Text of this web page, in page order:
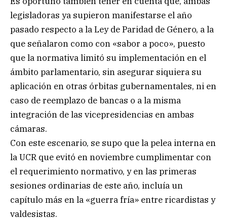
legisladoras ya supieron manifestarse el año
pasado respecto a la Ley de Paridad de Género, a la
que señalaron como con «sabor a poco», puesto
que la normativa limitó su implementación en el
ámbito parlamentario, sin asegurar siquiera su
aplicación en otras órbitas gubernamentales, ni en
caso de reemplazo de bancas o a la misma
integración de las vicepresidencias en ambas
cámaras.
Con este escenario, se supo que la pelea interna en
la UCR que evitó en noviembre cumplimentar con
el requerimiento normativo, y en las primeras
sesiones ordinarias de este año, incluía un
capítulo más en la «guerra fría» entre ricardistas y
valdesistas.